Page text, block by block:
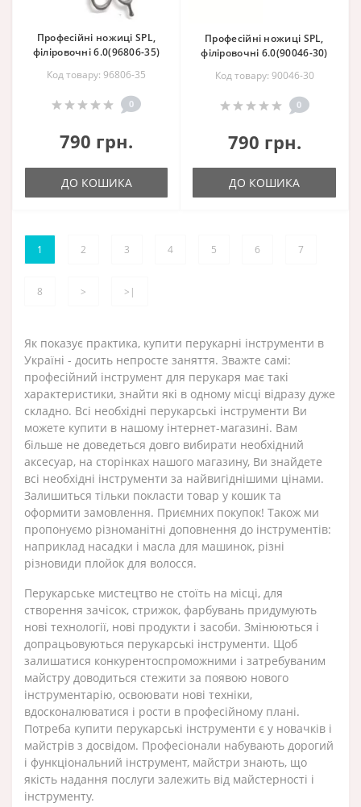
Професійні ножиці SPL,
філіровочні 6.0(96806-35)
Код товару: 96806-35
0
790 грн.
ДО КОШИКА
Професійні ножиці SPL,
філіровочні 6.0(90046-30)
Код товару: 90046-30
0
790 грн.
ДО КОШИКА
1 2 3 4 5 6 7
8 > >|
Як показує практика, купити перукарні інструменти в
Україні - досить непросте заняття. Зважте самі:
професійний інструмент для перукаря має такі
характеристики, знайти які в одному місці відразу дуже
складно. Всі необхідні перукарські інструменти Ви
можете купити в нашому інтернет-магазині. Вам
більше не доведеться довго вибирати необхідний
аксесуар, на сторінках нашого магазину, Ви знайдете
всі необхідні інструменти за найвигіднішими цінами.
Залишиться тільки покласти товар у кошик та
оформити замовлення. Приємних покупок! Також ми
пропонуємо різноманітні доповнення до інструментів:
наприклад насадки і масла для машинок, різні
різновиди плойок для волосся.
Перукарське мистецтво не стоїть на місці, для
створення зачісок, стрижок, фарбувань придумують
нові технології, нові продукти і засоби. Змінюються і
допрацьовуються перукарські інструменти. Щоб
залишатися конкурентоспроможними і затребуваним
майстру доводиться стежити за появою нового
інструментарію, освоювати нові техніки,
вдосконалюватися і рости в професійному плані.
Потреба купити перукарські інструменти є у новачків і
майстрів з досвідом. Професіонали набувають дорогий
і функціональний інструмент, майстри знають, що
якість надання послуги залежить від майстерності і
інструменту.